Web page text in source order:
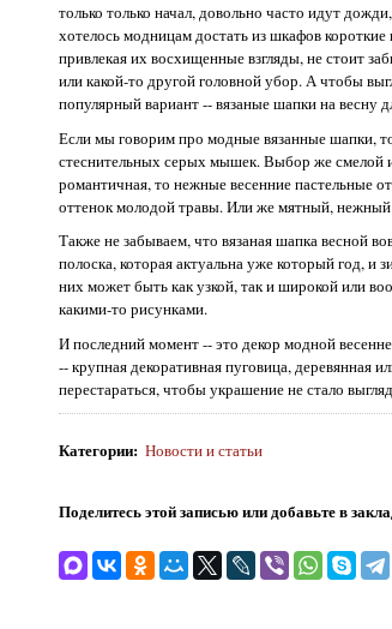
только только начал, довольно часто идут
хотелось модницам достать из шкафов
привлекая их восхищенные взгляды, не стоит
или какой-то другой головной убор. А чтобы
популярный вариант -- вязаные шапки на весну
Если мы говорим про модные вязанные шапки,
стеснительных серых мышек. Выбор же смелой
романтичная, то нежные весенние пастельные
оттенок молодой травы. Или же мятный, нежный
Также не забываем, что вязаная шапка весной
полоска, которая актуальна уже который год, и
них может быть как узкой, так и широкой или
какими-то рисунками.
И последний момент -- это декор модной
-- крупная декоративная пуговица, деревянная
перестараться, чтобы украшение не стало
Категории: Новости и статьи
Поделитесь этой записью или добавьте в